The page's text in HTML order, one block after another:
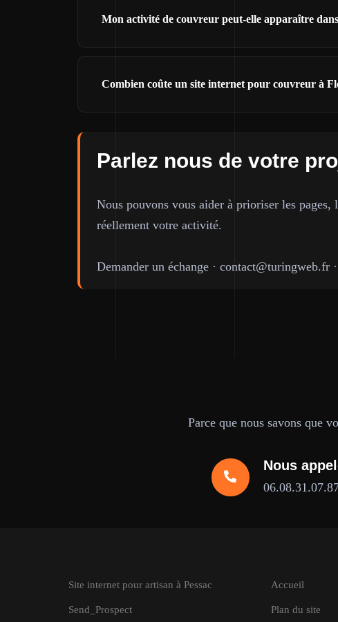
Mon activité de couvreur peut-elle apparaître
Combien coûte un site internet pour couvreur à
Parlez nous de votre
Nous pouvons vous aider à prioriser les
réellement votre activité.
Demander un échange · contact@turingweb.fr ·
Parce que nous savons que
Nous
Site internet pour artisan à Pessac
Send_Prospect
Accueil
Plan du site